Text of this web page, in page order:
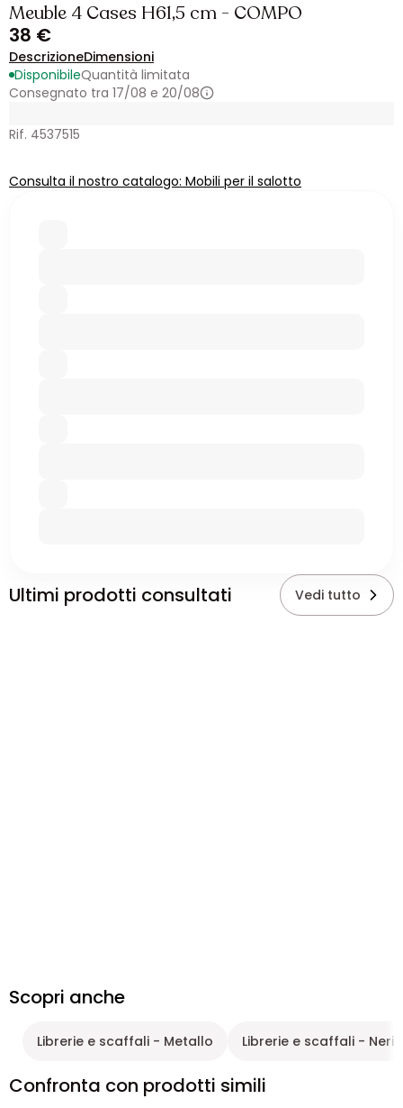
Meuble 4 Cases H61,5 cm - COMPO
38 €
DescrizioneDimensioni
DisponibileQuantità limitata
Consegnato tra 17/08 e 20/08
Rif. 4537515
Consulta il nostro catalogo: Mobili per il salotto
Ultimi prodotti consultati Vedi tutto
Scopri anche
Librerie e scaffali - Metallo Librerie e scaffali - Neri
Confronta con prodotti simili